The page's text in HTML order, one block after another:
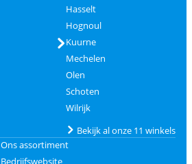
Hasselt
Hognoul
Kuurne
Mechelen
Olen
Schoten
Wilrijk
Bekijk al onze 11 winkels
Ons assortiment
Bedrijfswebsite